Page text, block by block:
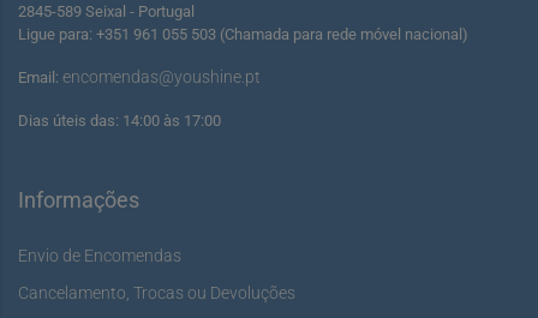
2845-589 Seixal - Portugal
Ligue para: +351 961 055 503 (Chamada para rede móvel nacional)
Email: encomendas@youshine.pt
Dias úteis das: 14:00 às 17:00
Informações
Envio de Encomendas
Cancelamento, Trocas ou Devoluções